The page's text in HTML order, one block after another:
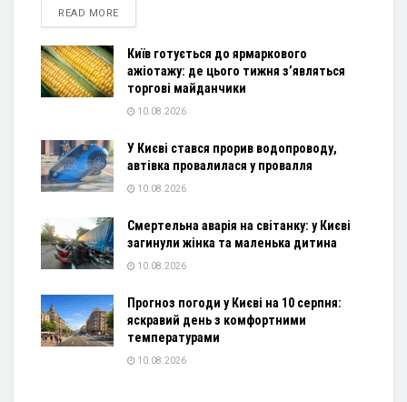
READ MOREDETAILS
Київ готується до ярмаркового
ажіотажу: де цього тижня з’являться
торгові майданчики
10.08.2026
У Києві стався прорив водопроводу,
автівка провалилася у провалля
10.08.2026
Смертельна аварія на світанку: у Києві
загинули жінка та маленька дитина
10.08.2026
Прогноз погоди у Києві на 10 серпня:
яскравий день з комфортними
температурами
10.08.2026